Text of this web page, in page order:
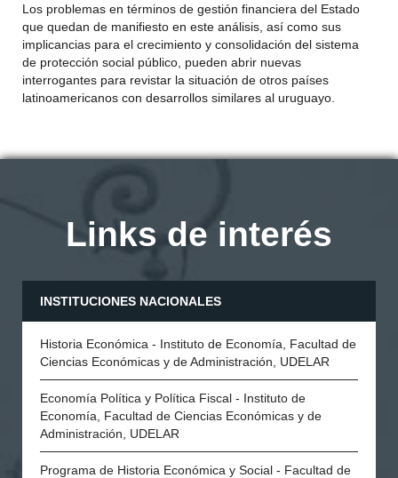
Los problemas en términos de gestión financiera del Estado
que quedan de manifiesto en este análisis, así como sus
implicancias para el crecimiento y consolidación del sistema
de protección social público, pueden abrir nuevas
interrogantes para revistar la situación de otros países
latinoamericanos con desarrollos similares al uruguayo.
Links de interés
INSTITUCIONES NACIONALES
Historia Económica - Instituto de Economía, Facultad de
Ciencias Económicas y de Administración, UDELAR
Economía Política y Política Fiscal - Instituto de
Economía, Facultad de Ciencias Económicas y de
Administración, UDELAR
Programa de Historia Económica y Social - Facultad de